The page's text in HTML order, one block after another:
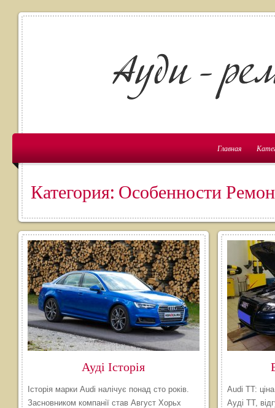
Главная
Категория: Особенности
Ауді Історія
Історія марки Audi налічує понад сто років.
Засновником компанії став Август Хорьх
Audi TT:
Ауді ТТ,